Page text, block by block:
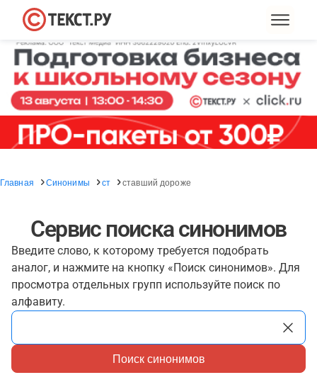
Главная Синонимы ст ставший дороже
Сервис поиска синонимов
Введите слово, к которому требуется подобрать
аналог, и нажмите на кнопку «Поиск синонимов». Для
просмотра отдельных групп используйте поиск по
алфавиту.
Поиск синонимов